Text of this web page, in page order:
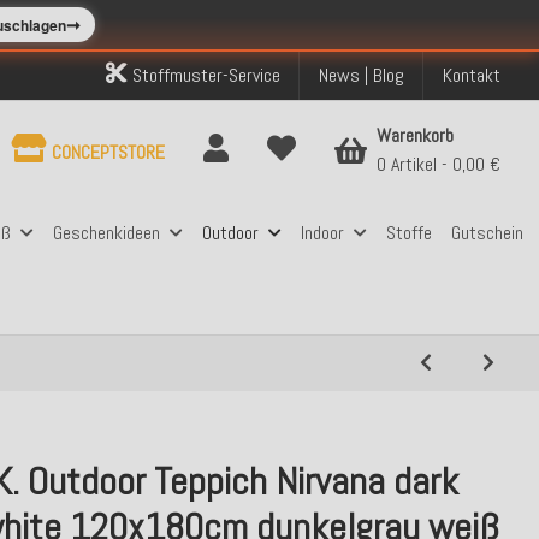
➞
Stoffmuster-Service News | Blog Kontakt
Geschenkideen Outdoor Indoor Stoffe Gutschein
CONCEPTSTORE
Warenkorb
0 Artikel
0,00 €
Outdoor Teppich Nirvana dark
120x180cm dunkelgrau weiß